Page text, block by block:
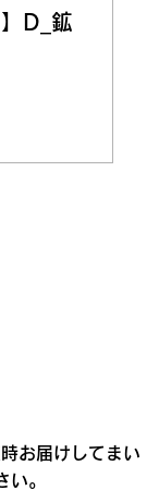
D_鉱
お届けしてまい
い。